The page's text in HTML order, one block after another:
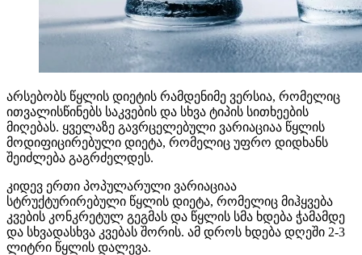
არსებობს წყლის დიეტის რამდენიმე ვერსია, რომელიც
ითვალისწინებს საკვების და სხვა ტიპის სითხეების
მიღებას. ყველაზე გავრცელებული ვარიაციაა წყლის
მოდიფიცირებული დიეტა, რომელიც უფრო დიდხანს
შეიძლება გაგრძელდეს.
კიდევ ერთი პოპულარული ვარიაციაა
სტრუქტურირებული წყლის დიეტა, რომელიც მიჰყვება
კვების კონკრეტულ გეგმას და წყლის სმა ხდება ჭამამდე
და სხვადასხვა კვებას შორის. ამ დროს ხდება დღეში 2-3
ლიტრი წყლის დალევა.